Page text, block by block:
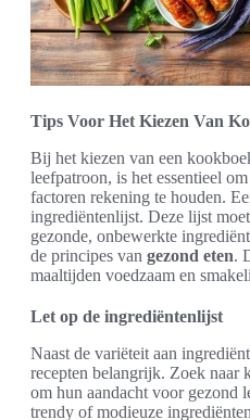
Tips Voor Het Kiezen Van
Bij het kiezen van een
leefpatroon, is het essentieel
factoren rekening te houden.
ingrediëntenlijst. Deze lijst
gezonde, onbewerkte
de principes van gezond eten.
maaltijden voedzaam en
Let op de ingrediëntenlijst
Naast de variëteit aan
recepten belangrijk. Zoek naar
om hun aandacht voor gezond
trendy of modieuze